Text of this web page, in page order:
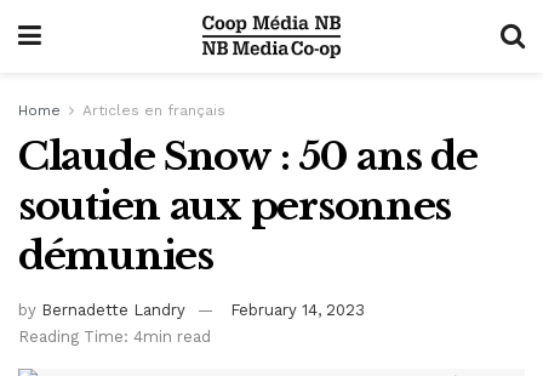
Home Articles en français
Claude Snow : 50 ans de
soutien aux personnes
démunies
by Bernadette Landry
February 14, 2023
Reading Time: 4min read